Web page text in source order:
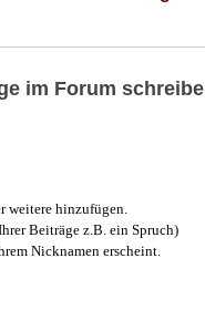
im Forum
weitere hinzufügen.
Beiträge z.B. ein Spruch)
Nicknamen erscheint.